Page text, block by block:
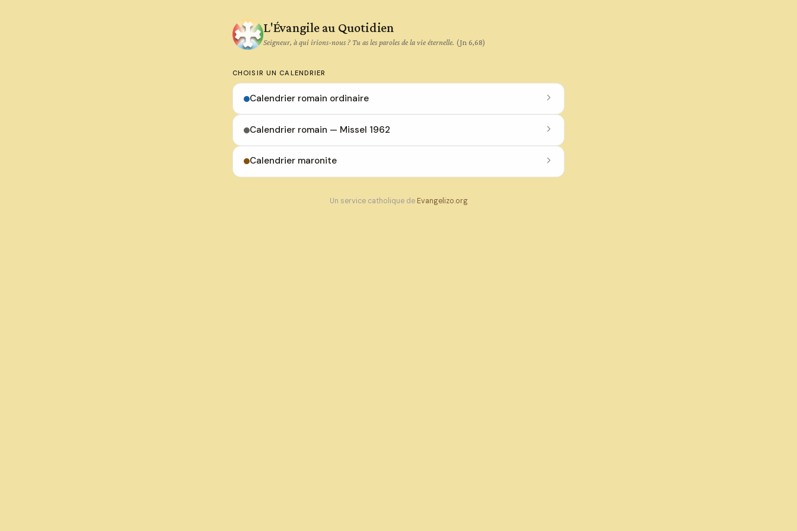
L'Évangile au Quotidien
Seigneur, à qui irions-nous ? Tu as les paroles de la vie éternelle. (Jn 6,68)
CHOISIR UN CALENDRIER
Calendrier romain ordinaire
Calendrier romain — Missel 1962
Calendrier maronite
Un service catholique de Evangelizo.org